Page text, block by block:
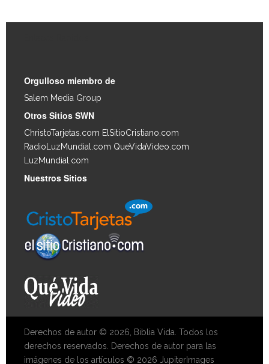
Orgulloso miembro de
Salem Media Group
Otros Sitios SWN
ChristoTarjetas.com ElSitioCristiano.com
RadioLuzMundial.com QueVidaVideo.com
LuzMundial.com
Nuestros Sitios
Derechos de autor © 2026, Biblia Vida. Todos los
derechos reservados. Derechos de autor para las
imágenes de los artículos © 2026 JupiterImages